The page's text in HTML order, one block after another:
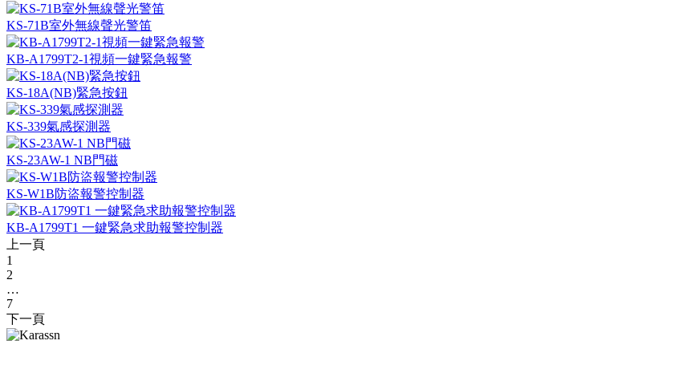
KS-71B室外無線聲光警笛
KB-A1799T2-1視頻一鍵緊急報警
KS-18A(NB)緊急按鈕
KS-339氣感探測器
KS-23AW-1 NB門磁
KS-W1B防盜報警控制器
KB-A1799T1 一鍵緊急求助報警控制器
上一頁
1
2
…
7
下一頁